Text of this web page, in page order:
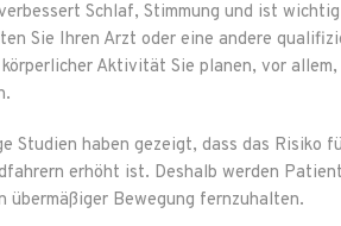
Schlaf, Stimmung und ist
Sie Ihren Arzt oder eine andere
Aktivität Sie planen, vor
Studien haben gezeigt, dass das Risiko
erhöht ist. Deshalb werden
übermäßiger Bewegung fernzuhalten.